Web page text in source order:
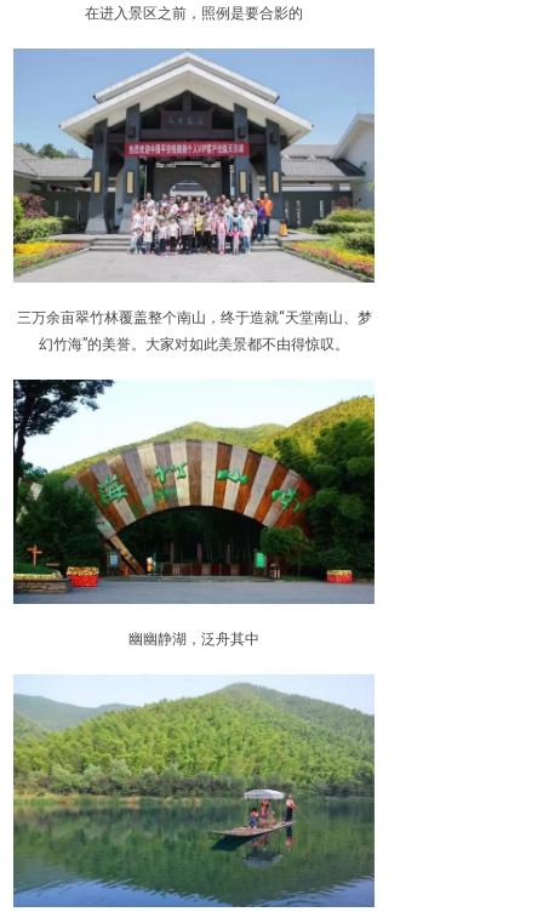
在进入景区之前，照例是要合影的
三万余亩翠竹林覆盖整个南山，终于造就“天堂南山、梦
幻竹海”的美誉。大家对如此美景都不由得惊叹。
幽幽静湖，泛舟其中